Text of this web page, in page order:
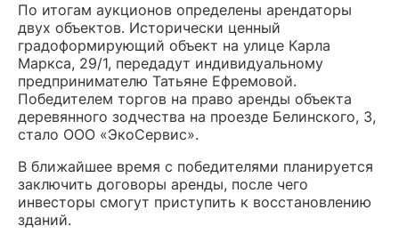
По итогам аукционов определены арендаторы
двух объектов. Исторически ценный
градоформирующий объект на улице Карла
Маркса, 29/1, передадут индивидуальному
предпринимателю Татьяне Ефремовой.
Победителем торгов на право аренды объекта
деревянного зодчества на проезде Белинского, 3,
стало ООО «ЭкоСервис».
В ближайшее время с победителями планируется
заключить договоры аренды, после чего
инвесторы смогут приступить к восстановлению
зданий.